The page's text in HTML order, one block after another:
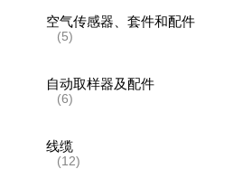
空气传感器、套件和配件
(5)
自动取样器及配件
(6)
线缆
(12)